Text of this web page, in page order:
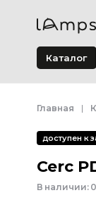
Каталог
Главная
доступен к
Cerc
В наличии: 0